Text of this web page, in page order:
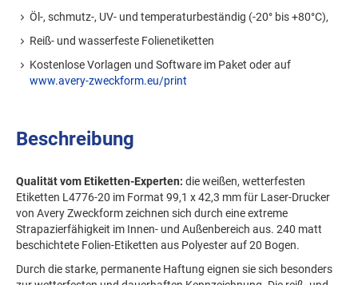
Öl-, schmutz-, UV- und temperaturbeständig (-20° bis +80°C),
Reiß- und wasserfeste Folienetiketten
Kostenlose Vorlagen und Software im Paket oder auf
www.avery-zweckform.eu/print
Beschreibung
Qualität vom Etiketten-Experten: die weißen, wetterfesten
Etiketten L4776-20 im Format 99,1 x 42,3 mm für Laser-Drucker
von Avery Zweckform zeichnen sich durch eine extreme
Strapazierfähigkeit im Innen- und Außenbereich aus. 240 matt
beschichtete Folien-Etiketten aus Polyester auf 20 Bogen.
Durch die starke, permanente Haftung eignen sie sich besonders